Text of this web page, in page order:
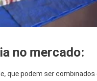
no mercado:
que podem ser